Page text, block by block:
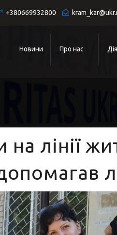
+380669932800
Новини Про нас
на лінії